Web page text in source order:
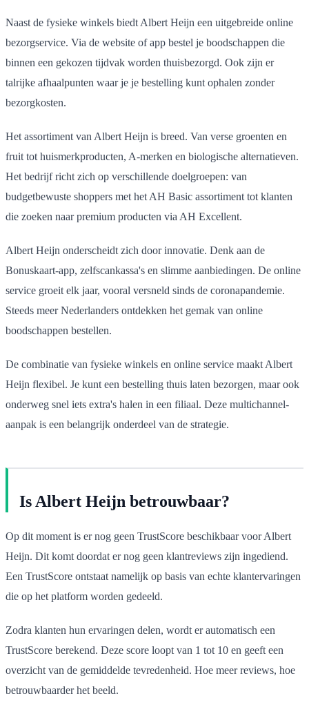
Naast de fysieke winkels biedt Albert Heijn een uitgebreide online
bezorgservice. Via de website of app bestel je boodschappen die
binnen een gekozen tijdvak worden thuisbezorgd. Ook zijn er
talrijke afhaalpunten waar je je bestelling kunt ophalen zonder
bezorgkosten.
Het assortiment van Albert Heijn is breed. Van verse groenten en
fruit tot huismerkproducten, A-merken en biologische alternatieven.
Het bedrijf richt zich op verschillende doelgroepen: van
budgetbewuste shoppers met het AH Basic assortiment tot klanten
die zoeken naar premium producten via AH Excellent.
Albert Heijn onderscheidt zich door innovatie. Denk aan de
Bonuskaart-app, zelfscankassa's en slimme aanbiedingen. De online
service groeit elk jaar, vooral versneld sinds de coronapandemie.
Steeds meer Nederlanders ontdekken het gemak van online
boodschappen bestellen.
De combinatie van fysieke winkels en online service maakt Albert
Heijn flexibel. Je kunt een bestelling thuis laten bezorgen, maar ook
onderweg snel iets extra's halen in een filiaal. Deze multichannel-
aanpak is een belangrijk onderdeel van de strategie.
Is Albert Heijn betrouwbaar?
Op dit moment is er nog geen TrustScore beschikbaar voor Albert
Heijn. Dit komt doordat er nog geen klantreviews zijn ingediend.
Een TrustScore ontstaat namelijk op basis van echte klantervaringen
die op het platform worden gedeeld.
Zodra klanten hun ervaringen delen, wordt er automatisch een
TrustScore berekend. Deze score loopt van 1 tot 10 en geeft een
overzicht van de gemiddelde tevredenheid. Hoe meer reviews, hoe
betrouwbaarder het beeld.